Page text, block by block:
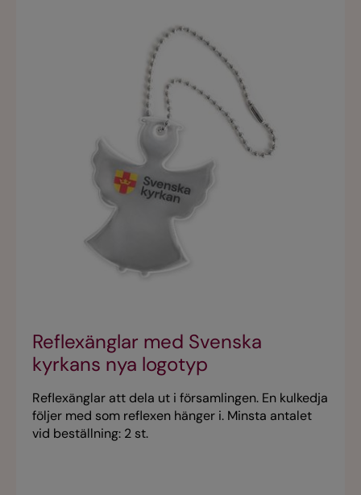
Reflexänglar med Svenska
kyrkans nya logotyp
Reflexänglar att dela ut i församlingen. En kulkedja
följer med som reflexen hänger i. Minsta antalet
vid beställning: 2 st.